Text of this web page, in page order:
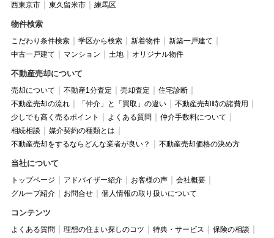
西東京市 東久留米市 練馬区
物件検索
こだわり条件検索 学区から検索 新着物件
新築一戸建て
中古一戸建て
マンション 土地 オリジナル物件
不動産売却について
売却について 不動産1分査定 売却査定
住宅診断
不動産売却の流れ
「仲介」と「買取」の違い
不動産売却時の諸費用
少しでも高く売るポイント
よくある質問
仲介手数料について
相続相談
媒介契約の種類とは
不動産売却をするならどんな業者が良い？
不動産売却価格の決め方
当社について
トップページ アドバイザー紹介 お客様の声
会社概要
グループ紹介
お問合せ 個人情報の取り扱いについて
コンテンツ
よくある質問 理想の住まい探しのコツ 特典・サービス
保険の相談